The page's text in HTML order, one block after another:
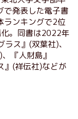
で発表した電子書
ランキングで2位
。同書は2022年
ス』(双葉社)、
『人財島』
』(祥伝社)などが